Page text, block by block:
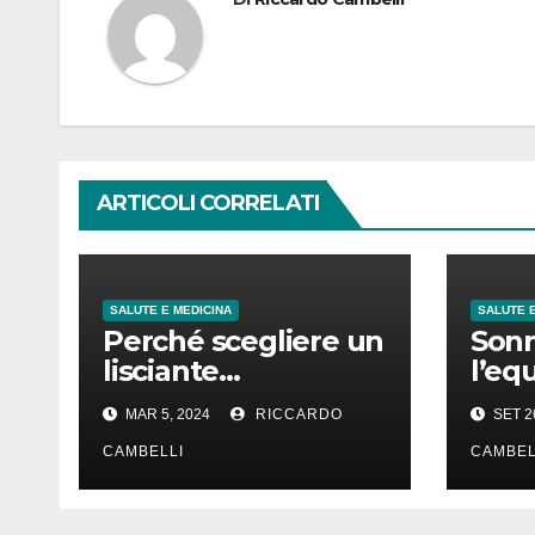
ARTICOLI CORRELATI
SALUTE E MEDICINA
Perché scegliere un
lisciante
professionale per
capelli lisci che
durano
MAR 5, 2024 RICCARDO
CAMBELLI
SALUTE
traSET